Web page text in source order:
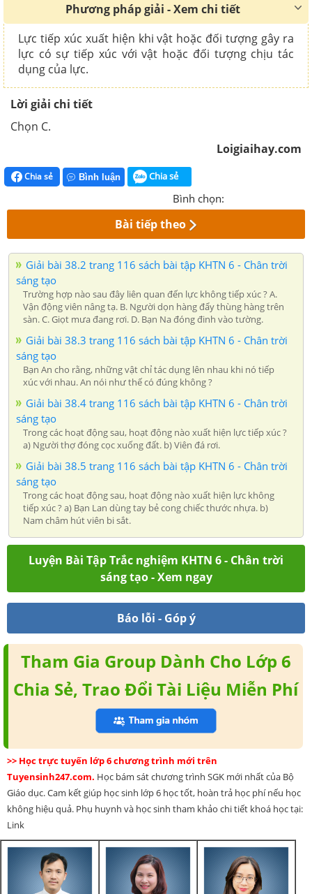
Phương pháp giải - Xem chi tiết
Lực tiếp xúc xuất hiện khi vật hoặc đối tượng gây ra
lực có sự tiếp xúc với vật hoặc đối tượng chịu tác
dụng của lực.
Lời giải chi tiết
Chọn C.
Loigiaihay.com
Chia sẻ Bình luận Chia sẻ
Bình chọn:
Bài tiếp theo
Giải bài 38.2 trang 116 sách bài tập KHTN 6 - Chân trời
sáng tạo
Trường hợp nào sau đây liên quan đến lực không tiếp xúc ? A.
Vận động viên nâng tạ. B. Người dọn hàng đẩy thùng hàng trên
sàn. C. Giọt mưa đang rơi. D. Bạn Na đóng đinh vào tường.
Giải bài 38.3 trang 116 sách bài tập KHTN 6 - Chân trời
sáng tạo
Bạn An cho rằng, những vật chỉ tác dụng lên nhau khi nó tiếp
xúc với nhau. An nói như thế có đúng không ?
Giải bài 38.4 trang 116 sách bài tập KHTN 6 - Chân trời
sáng tạo
Trong các hoạt động sau, hoạt động nào xuất hiện lực tiếp xúc ?
a) Người thợ đóng cọc xuống đất. b) Viên đá rơi.
Giải bài 38.5 trang 116 sách bài tập KHTN 6 - Chân trời
sáng tạo
Trong các hoạt động sau, hoạt động nào xuất hiện lực không
tiếp xúc ? a) Bạn Lan dùng tay bẻ cong chiếc thước nhựa. b)
Nam châm hút viên bi sắt.
Luyện Bài Tập Trắc nghiệm KHTN 6 - Chân trời
sáng tạo - Xem ngay
Báo lỗi - Góp ý
Tham Gia Group Dành Cho Lớp 6
Chia Sẻ, Trao Đổi Tài Liệu Miễn Phí
>> Học trực tuyến lớp 6 chương trình mới trên
Tuyensinh247.com. Học bám sát chương trình SGK mới nhất của Bộ
Giáo dục. Cam kết giúp học sinh lớp 6 học tốt, hoàn trả học phí nếu học
không hiệu quả. Phụ huynh và học sinh tham khảo chi tiết khoá học tại:
Link